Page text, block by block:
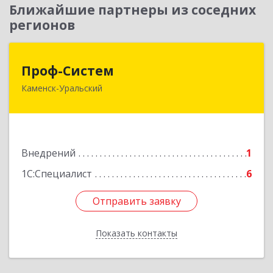
Ближайшие партнеры из соседних
регионов
Проф-Систем
Каменск-Уральский
Внедрений
1
1С:Специалист
6
Отправить заявку
Показать контакты
623406, Свердловская обл, Каменск-Уральский
Отправить заявку
Назад